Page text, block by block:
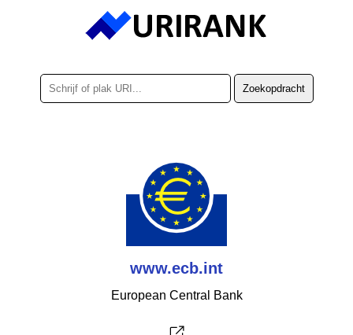
www.ecb.int
European Central Bank